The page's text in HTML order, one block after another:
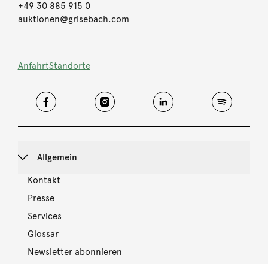
+49 30 885 915 0
auktionen@grisebach.com
AnfahrtStandorte
Allgemein
Kontakt
Presse
Services
Glossar
Newsletter abonnieren